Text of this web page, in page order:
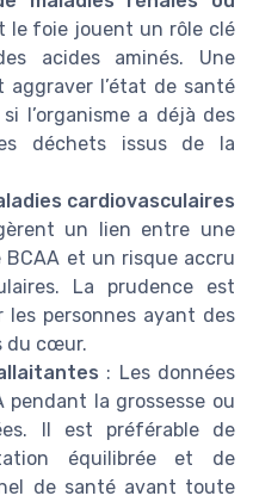
le foie jouent un rôle clé
acides aminés. Une
aggraver l’état de santé
l’organisme a déjà des
déchets issus de la
cardiovasculaires
un lien entre une
BCAA et un risque accru
La prudence est
les personnes ayant des
du cœur.
: Les données
pendant la grossesse ou
Il est préférable de
équilibrée et de
de santé avant toute